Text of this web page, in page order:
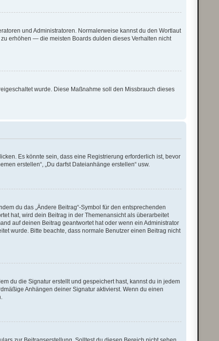
und Administratoren. Normalerweise kannst du den Wortlaut
erhöhen — die meisten Boards dulden dieses Verhalten nicht
wurde. Diese Maßnahme soll den Missbrauch dieses
Es könnte sein, dass eine Registrierung erforderlich ist, bevor
erstellen“, „Du darfst Dateianhänge erstellen“ usw.
du das „Ändere Beitrag“-Symbol für den entsprechenden
hat, wird dein Beitrag in der Themenansicht als überarbeitet
auf deinen Beitrag geantwortet hat oder wenn ein Administrator
wurde. Bitte beachte, dass normale Benutzer einen Beitrag nicht
du die Signatur erstellt und gespeichert hast, kannst du in jedem
Anhängen deiner Signatur aktivierst. Wenn du einen